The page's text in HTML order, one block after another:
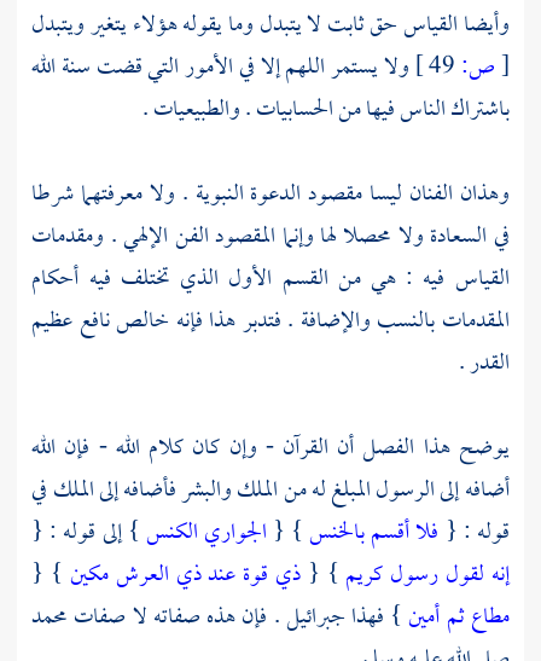
وأيضا القياس حق ثابت لا يتبدل وما يقوله هؤلاء يتغير ويتبدل
[ص:
ولا يستمر اللهم إلا في الأمور التي قضت سنة الله
باشتراك الناس فيها من الحسابيات . والطبيعيات .
وهذان الفنان ليسا مقصود الدعوة النبوية . ولا معرفتهما شرطا
في السعادة ولا محصلا لها وإنما المقصود الفن الإلهي . ومقدمات
القياس فيه : هي من القسم الأول الذي تختلف فيه أحكام
المقدمات بالنسب والإضافة . فتدبر هذا فإنه خالص نافع عظيم
القدر .
يوضح هذا الفصل أن القرآن - وإن كان كلام الله - فإن الله
أضافه إلى الرسول المبلغ له من الملك والبشر فأضافه إلى الملك في
قوله : { فلا أقسم بالخنس} { الجواري الكنس} إلى قوله : {
إنه لقول رسول كريم } {ذي قوة عند ذي العرش مكين } {
مطاع ثم أمين} فهذاجبرائيل. فإن هذه صفاته لا صفاتمحمد